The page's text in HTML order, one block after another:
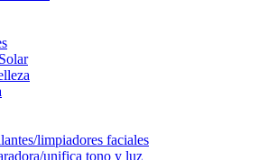
limpiadores faciales
unifica tono y luz